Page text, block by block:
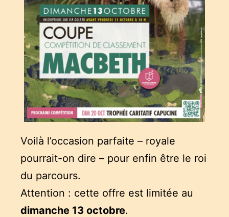
Voilà l’occasion parfaite – royale
pourrait-on dire – pour enfin être le roi
du parcours.
Attention : cette offre est limitée au
dimanche 13 octobre.